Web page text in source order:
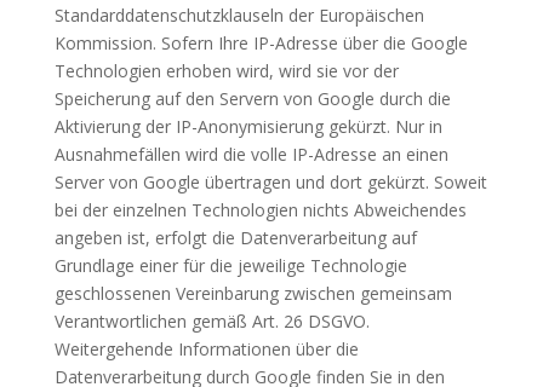
Standarddatenschutzklauseln der Europäischen
Kommission. Sofern Ihre IP-Adresse über die Google
Technologien erhoben wird, wird sie vor der
Speicherung auf den Servern von Google durch die
Aktivierung der IP-Anonymisierung gekürzt. Nur in
Ausnahmefällen wird die volle IP-Adresse an einen
Server von Google übertragen und dort gekürzt. Soweit
bei der einzelnen Technologien nichts Abweichendes
angeben ist, erfolgt die Datenverarbeitung auf
Grundlage einer für die jeweilige Technologie
geschlossenen Vereinbarung zwischen gemeinsam
Verantwortlichen gemäß Art. 26 DSGVO.
Weitergehende Informationen über die
Datenverarbeitung durch Google finden Sie in den